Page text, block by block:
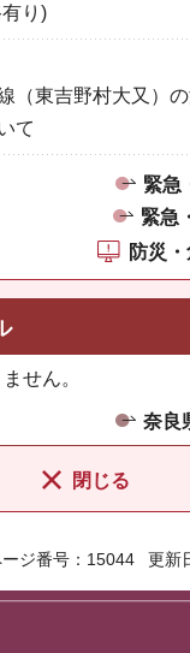
り)
（東吉野村大又）
て
緊急
緊急
防災
せん。
奈良
閉じる
ジ番号：15044 更新